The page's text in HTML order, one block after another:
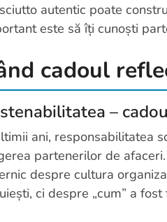
autentic poate
este să îți cunoști
cadoul
–
ani, responsabilitatea
partenerilor de
despre cultura
ci despre „cum” a